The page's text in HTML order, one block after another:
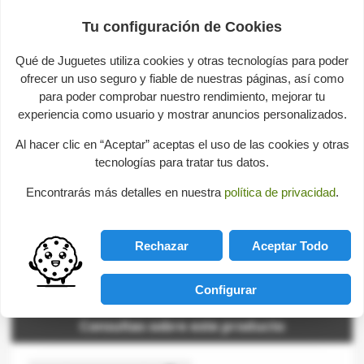
Reference
AL1611
Number of pieces
226
Material
Metal
Description
A perfect gift for creative kids.
Build Games Disassemble & assemble
Consultas sobre este producto
Tu configuración de Cookies
Qué de Juguetes utiliza cookies y otras tecnologías para poder
ofrecer un uso seguro y fiable de nuestras páginas, así como
para poder comprobar nuestro rendimiento, mejorar tu
experiencia como usuario y mostrar anuncios personalizados.
Al hacer clic en “Aceptar” aceptas el uso de las cookies y otras
tecnologías para tratar tus datos.
Encontrarás más detalles en nuestra política de privacidad.
Aceptar Todo
Configurar
Rechazar